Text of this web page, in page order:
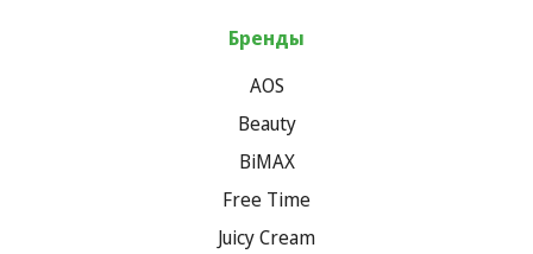
Бренды
AOS
Beauty
BiMAX
Free Time
Juicy Cream